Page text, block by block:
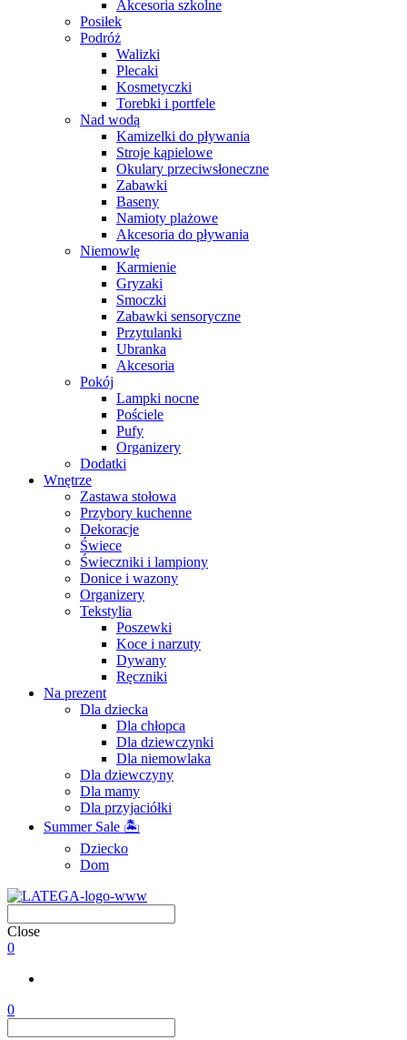
Akcesoria szkolne
Posiłek
Podróż
Walizki
Plecaki
Kosmetyczki
Torebki i portfele
Nad wodą
Kamizelki do pływania
Stroje kąpielowe
Okulary przeciwsłoneczne
Zabawki
Baseny
Namioty plażowe
Akcesoria do pływania
Niemowlę
Karmienie
Gryzaki
Smoczki
Zabawki sensoryczne
Przytulanki
Ubranka
Akcesoria
Pokój
Lampki nocne
Pościele
Pufy
Organizery
Dodatki
Wnętrze
Zastawa stołowa
Przybory kuchenne
Dekoracje
Świece
Świeczniki i lampiony
Donice i wazony
Organizery
Tekstylia
Poszewki
Koce i narzuty
Dywany
Ręczniki
Na prezent
Dla dziecka
Dla chłopca
Dla dziewczynki
Dla niemowlaka
Dla dziewczyny
Dla mamy
Dla przyjaciółki
Summer Sale 🏝
Dziecko
Dom
Close
0
0